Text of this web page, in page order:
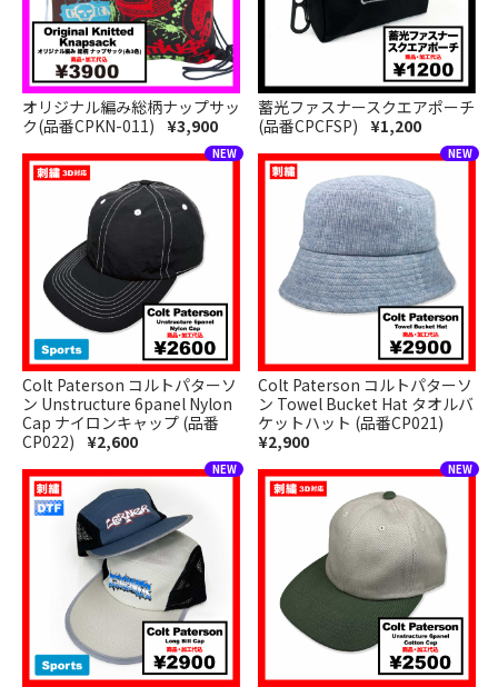
オリジナル編み総柄ナップサッ
ク(品番CPKN-011) ¥3,900
蓄光ファスナースクエアポーチ
(品番CPCFSP) ¥1,200
Colt Paterson コルトパターソ
ン Unstructure 6panel Nylon
Cap ナイロンキャップ (品番
CP022) ¥2,600
Colt Paterson コルトパターソ
ン Towel Bucket Hat タオルバ
ケットハット (品番CP021)
¥2,900